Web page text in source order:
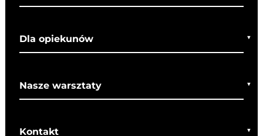
Co o nas mówią
Dla opiekunów
Bezpieczeństwo
Nasze warsztaty
Kontakt